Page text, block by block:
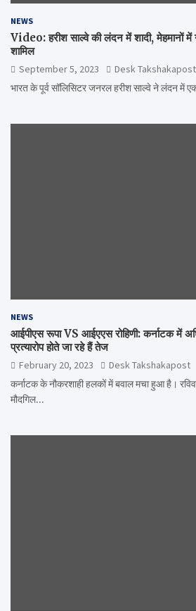
NEWS
Video: हरीश साल्वे की लंदन में शादी, मेहमानों में
शामिल
September 5, 2023
Desk Takshakapost
भारत के पूर्व सॉलिसिटर जनरल हरीश साल्वे ने लंदन में
NEWS
आईपीएस रूपा VS आईएएस रोहिणी: कर्नाटक में
प्रत्यारोप होते जा रहे हैं तेज
February 20, 2023
Desk Takshakapost
कर्नाटक के नौकरशाही हलकों में बवाल मचा हुआ है।
मौदगिल…